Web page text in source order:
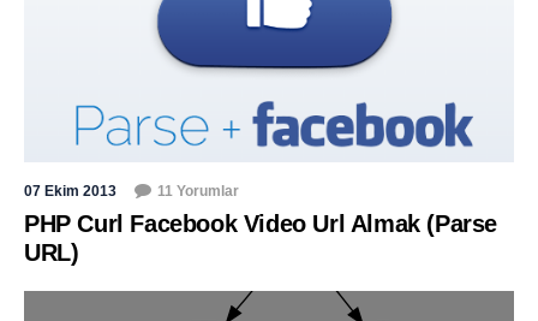
07 Ekim 2013 11 Yorumlar
PHP Curl Facebook Video Url Almak (Parse
URL)